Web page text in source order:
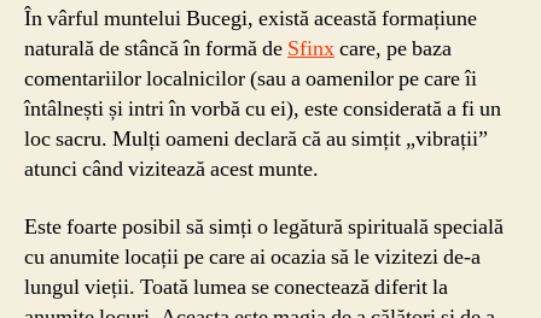
În vârful muntelui Bucegi, există această formațiune
naturală de stâncă în formă de Sfinxcare, pe baza
comentariilor localnicilor (sau a oamenilor pe care îi
întâlnești și intri în vorbă cu ei), este considerată a fi un
loc sacru. Mulți oameni declară că au simțit „vibrații”
atunci când vizitează acest munte.
Este foarte posibil să simți o legătură spirituală specială
cu anumite locații pe care ai ocazia să le vizitezi de-a
lungul vieții. Toată lumea se conectează diferit la